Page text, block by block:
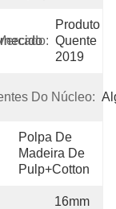
Produto
Quente
2019
Ano
Do Núcleo:
Polpa De
Madeira De
Pulp+cotton
16mm